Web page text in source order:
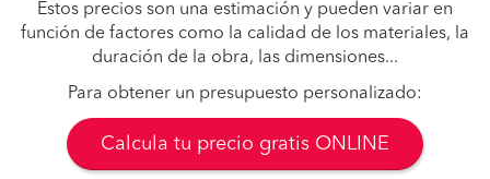
Estos precios son una estimación y pueden variar en
función de factores como la calidad de los materiales, la
duración de la obra, las dimensiones...
Para obtener un presupuesto personalizado:
Calcula tu precio gratis ONLINE